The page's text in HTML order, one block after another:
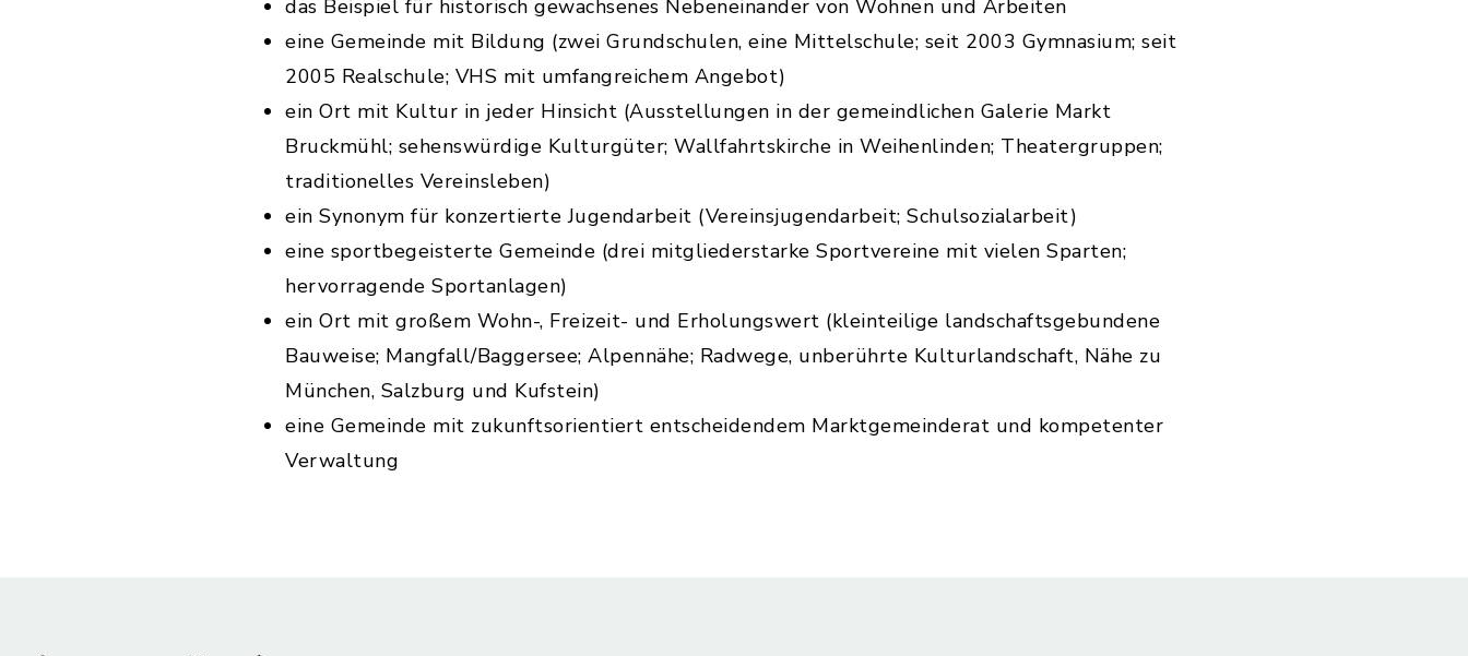
das Beispiel für historisch gewachsenes Nebeneinander von Wohnen und Arbeiten
eine Gemeinde mit Bildung (zwei Grundschulen, eine Mittelschule; seit 2003 Gymnasium; seit
2005 Realschule; VHS mit umfangreichem Angebot)
ein Ort mit Kultur in jeder Hinsicht (Ausstellungen in der gemeindlichen Galerie Markt
Bruckmühl; sehenswürdige Kulturgüter; Wallfahrtskirche in Weihenlinden; Theatergruppen;
traditionelles Vereinsleben)
ein Synonym für konzertierte Jugendarbeit (Vereinsjugendarbeit; Schulsozialarbeit)
eine sportbegeisterte Gemeinde (drei mitgliederstarke Sportvereine mit vielen Sparten;
hervorragende Sportanlagen)
ein Ort mit großem Wohn-, Freizeit- und Erholungswert (kleinteilige landschaftsgebundene
Bauweise; Mangfall/Baggersee; Alpennähe; Radwege, unberührte Kulturlandschaft, Nähe zu
München, Salzburg und Kufstein)
eine Gemeinde mit zukunftsorientiert entscheidendem Marktgemeinderat und kompetenter
Verwaltung